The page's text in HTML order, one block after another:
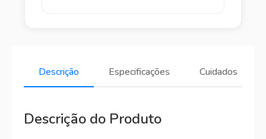
Descrição Especificações Cuidados
Descrição do Produto